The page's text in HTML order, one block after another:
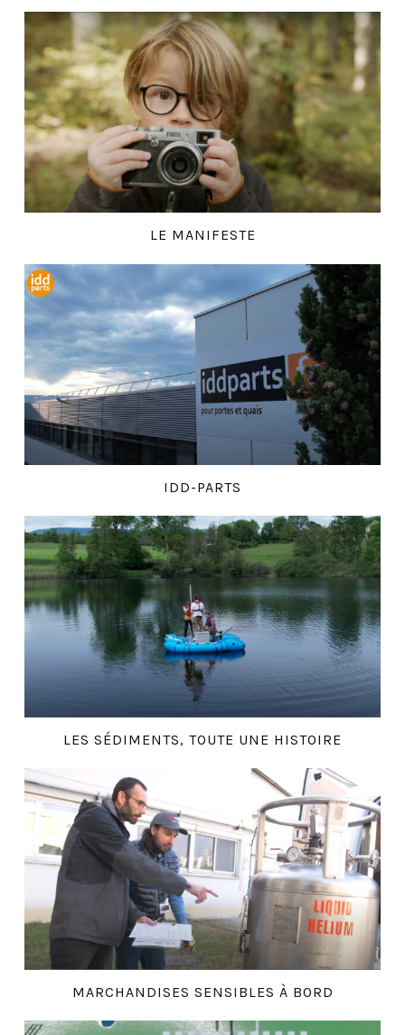
LE MANIFESTE
IDD-PARTS
LES SÉDIMENTS, TOUTE UNE HISTOIRE
MARCHANDISES SENSIBLES À BORD